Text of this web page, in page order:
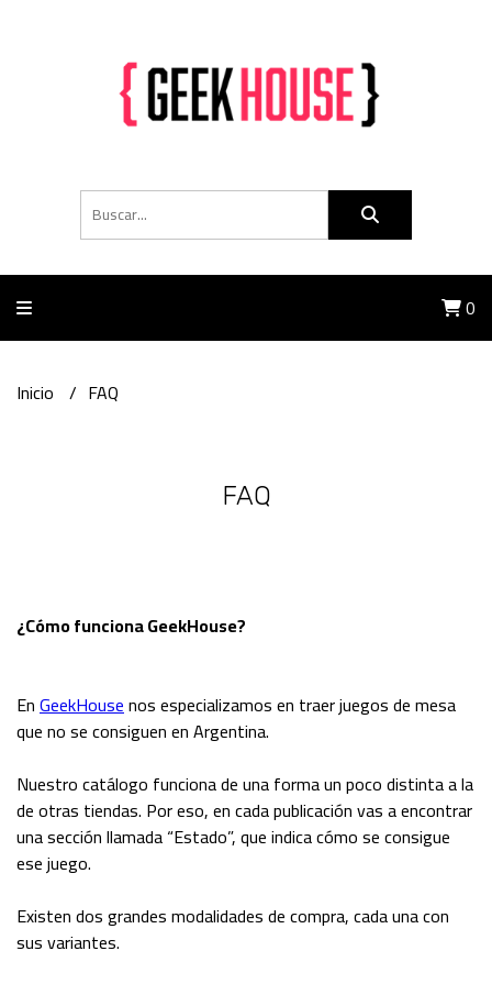
0
Inicio FAQ
FAQ
¿Cómo funciona GeekHouse?
EnGeekHousenos especializamos en traer juegos de mesa
que no se consiguen en Argentina.
Nuestro catálogo funciona de una forma un poco distinta a la
de otras tiendas. Por eso, en cada publicación vas a encontrar
una sección llamada “Estado”, que indica cómo se consigue
ese juego.
Existen dos grandes modalidades de compra, cada una con
sus variantes.